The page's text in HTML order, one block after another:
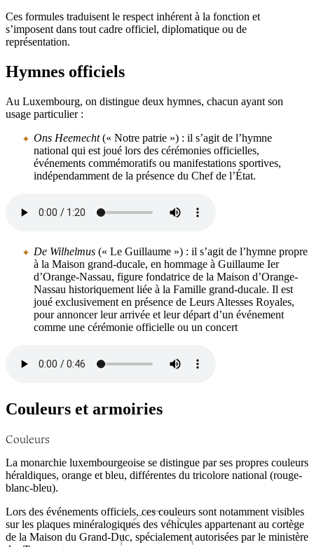
Ces formules traduisent le respect inhérent à la fonction et
s’imposent dans tout cadre officiel, diplomatique ou de
représentation.
Hymnes officiels
Au Luxembourg, on distingue deux hymnes, chacun ayant son
usage particulier :
Ons Heemecht(« Notre patrie ») : il s’agit de l’hymne
national qui est joué lors des cérémonies officielles,
événements commémoratifs ou manifestations sportives,
indépendamment de la présence du Chef de l’État.
De Wilhelmus (« Le Guillaume ») : il s’agit de l’hymne propre
à la Maison grand-ducale, en hommage à Guillaume Ier
d’Orange-Nassau, figure fondatrice de la Maison d’Orange-
Nassau historiquement liée à la Famille grand-ducale. Il est
joué exclusivement en présence de Leurs Altesses Royales,
pour annoncer leur arrivée et leur départ d’un événement
comme une cérémonie officielle ou un concert
Couleurs et armoiries
Couleurs
La monarchie luxembourgeoise se distingue par ses propres couleurs
héraldiques, orange et bleu, différentes du tricolore national (rouge-
blanc-bleu).
Lors des événements officiels, ces couleurs sont notamment visibles
sur les plaques minéralogiques des véhicules appartenant au cortège
de la Maison du Grand-Duc, spécialement autorisées par le ministère